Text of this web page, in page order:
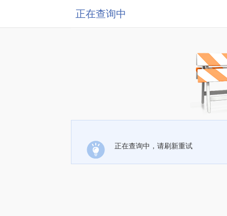
正在查询中
正在查询中，请刷新重试